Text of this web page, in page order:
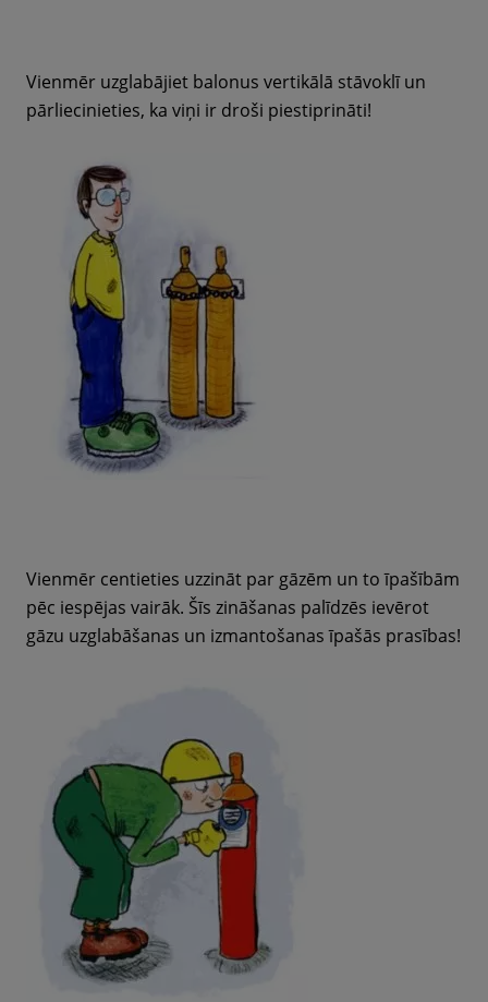
Vienmēr uzglabājiet balonus vertikālā stāvoklī un
pārliecinieties, ka viņi ir droši piestiprināti!
Vienmēr centieties uzzināt par gāzēm un to īpašībām
pēc iespējas vairāk. Šīs zināšanas palīdzēs ievērot
gāzu uzglabāšanas un izmantošanas īpašās prasības!